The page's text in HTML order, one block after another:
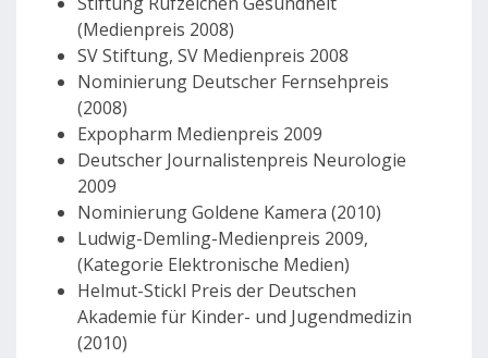
(Medienpreis 2008)
SV Stiftung, SV Medienpreis 2008
Nominierung Deutscher Fernsehpreis
(2008)
Expopharm Medienpreis 2009
Deutscher Journalistenpreis Neurologie
2009
Nominierung Goldene Kamera (2010)
Ludwig-Demling-Medienpreis 2009,
(Kategorie Elektronische Medien)
Helmut-Stickl Preis der Deutschen
Akademie für Kinder- und Jugendmedizin
(2010)